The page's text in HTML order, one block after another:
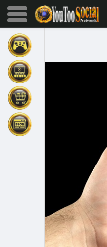
Sfoglia gli eventi
Post popolari